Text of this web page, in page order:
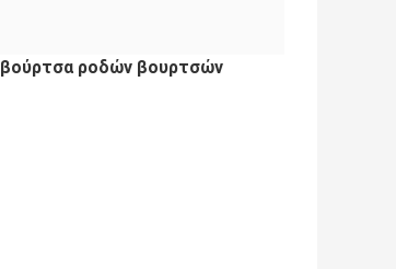
ροδών βουρτσών